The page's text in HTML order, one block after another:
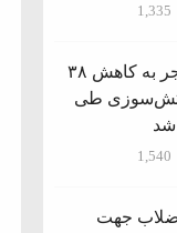
1,335
فرهنگ سازی منجر به کاهش ۳۸
طی
شد
1,540
جهت